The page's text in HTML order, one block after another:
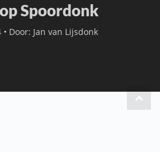
Spoordonk
• Door: Jan van Lijsdonk